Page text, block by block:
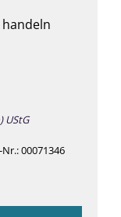
UStG
00071346